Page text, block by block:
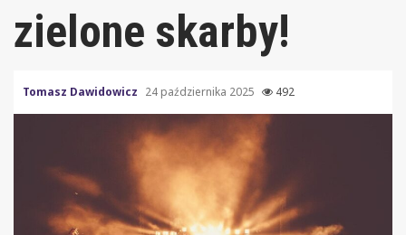
zielone skarby!
Tomasz Dawidowicz 24 października 2025 492